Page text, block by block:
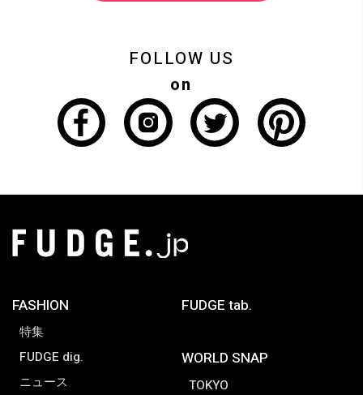
FOLLOW US
on
FASHION
特集
FUDGE dig.
ニュース
FUDGE tab.
WORLD SNAP
TOKYO